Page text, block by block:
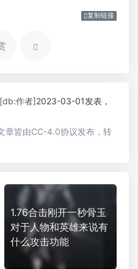
复制链接
[db:作者]2023-03-01发表，
章皆由CC-4.0协议发布，转
1.76合击刚开一秒骨玉
对于人物和英雄来说有
什么攻击功能